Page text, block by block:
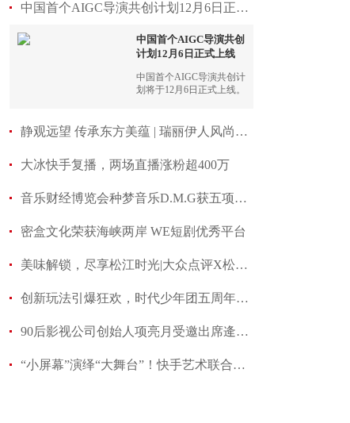
中国首个AIGC导演共创计划12月6日正式上线
中国首个AIGC导演共创
计划12月6日正式上线
中国首个AIGC导演共创计
划将于12月6日正式上线。
静观远望 传承东方美蕴 | 瑞丽伊人风尚2024盛典
大冰快手复播，两场直播涨粉超400万
音乐财经博览会种梦音乐D.M.G获五项大奖 创始人
密盒文化荣获海峡两岸 WE短剧优秀平台
美味解锁，尽享松江时光|大众点评X松江美食节激发
创新玩法引爆狂欢，时代少年团五周年快手独家系列
90后影视公司创始人项亮月受邀出席逄小威中国昆
“小屏幕”演绎“大舞台”！快手艺术联合央视文艺